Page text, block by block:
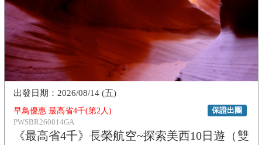
早鳥優惠 最高省4千(第2人)
PWSBR260814GA
《最高省4千》長榮航空~探索美西10日遊（雙
保證出團
2026/08/14 (五)